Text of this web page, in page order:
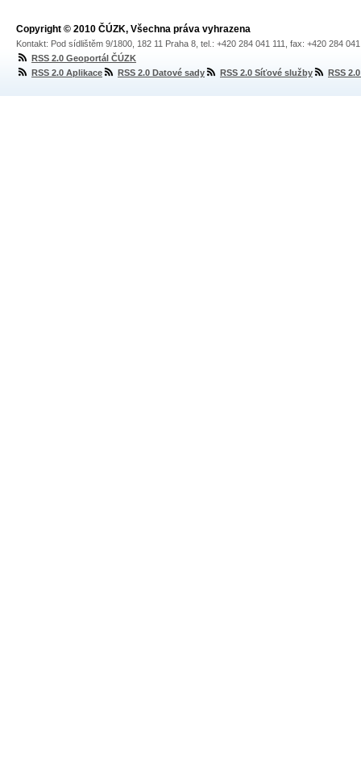
Copyright © 2010 ČÚZK, Všechna práva vyhrazena
Kontakt: Pod sídlištěm 9/1800, 182 11 Praha 8, tel.: +420 284 041 111, fax: +420 284
RSS 2.0 Geoportál ČÚZK
RSS 2.0 Aplikace
RSS 2.0 Datové sady RSS 2.0 Síťové služby RSS